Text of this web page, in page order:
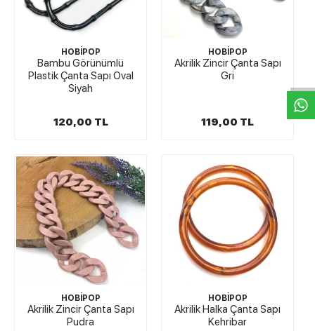
HOBİPOP
Bambu Görünümlü
Plastik Çanta Sapı Oval
Siyah
120,00 TL
HOBİPOP
Akrilik Zincir Çanta Sapı
Gri
119,00 TL
HOBİPOP
Akrilik Zincir Çanta Sapı
Pudra
HOBİPOP
Akrilik Halka Çanta Sapı
Kehribar